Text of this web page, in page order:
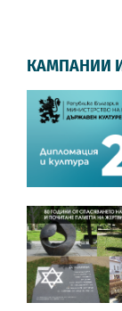
КАМПАНИИ